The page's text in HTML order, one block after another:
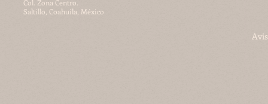
Col. Zona Centro.
Saltillo, Coahuila, México